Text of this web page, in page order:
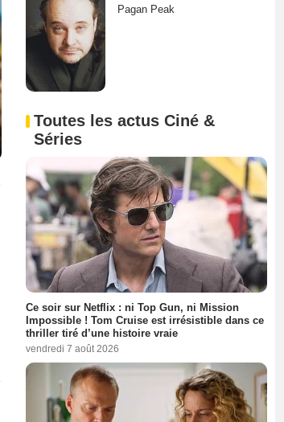
Pagan Peak
Toutes les actus Ciné &
Séries
Ce soir sur Netflix : ni Top Gun, ni Mission
Impossible ! Tom Cruise est irrésistible dans ce
thriller tiré d’une histoire vraie
vendredi 7 août 2026